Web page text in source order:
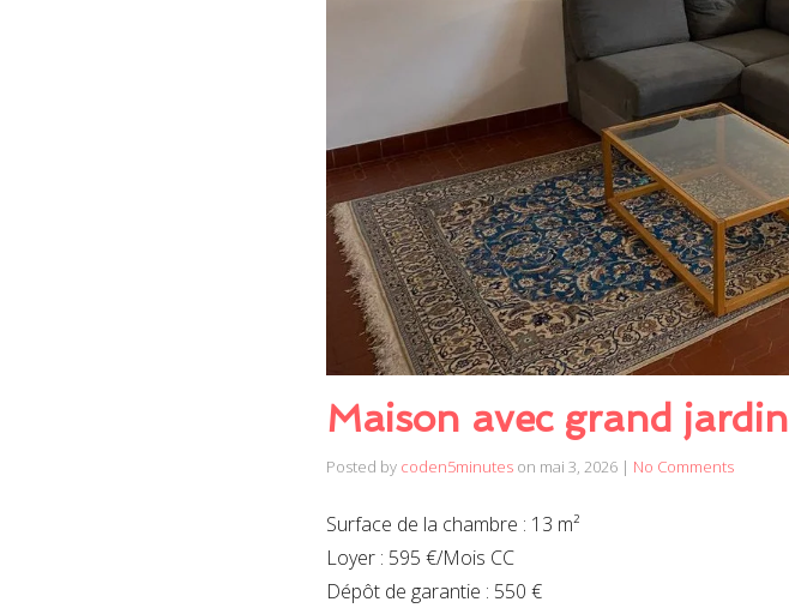
Maison avec grand jardin
Posted by coden5minutes on mai 3, 2026 | No Comments
Surface de la chambre : 13 m²
Loyer : 595 €/Mois CC
Dépôt de garantie : 550 €